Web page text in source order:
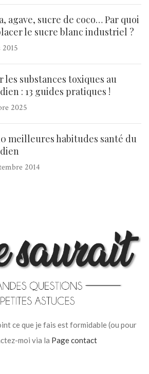
agave, sucre de coco… Par quoi
le sucre blanc industriel ?
les substances toxiques au
: 13 guides pratiques !
2025
meilleures habitudes santé du
2014
ce que je fais est formidable (ou pour
moi via la Page contact